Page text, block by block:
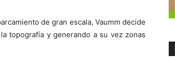
de gran escala, Vaumm decide
topografía y generando a su vez zonas